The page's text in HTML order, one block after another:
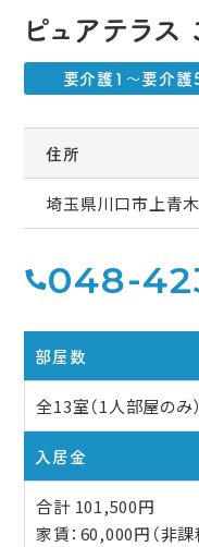
ピュアテラス
要介護1〜要介護
住所
埼玉県川口市上青
048-
部屋数
全13室（1人部屋のみ）
入居金
合計 101,500円
家賃：60,000円（非